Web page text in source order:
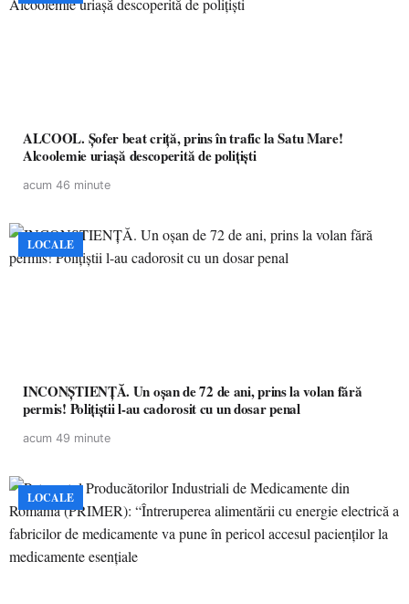
ALCOOL. Șofer beat criță, prins în trafic la Satu Mare!
Alcoolemie uriașă descoperită de polițiști
acum 46 minute
LOCALE
INCONȘTIENȚĂ. Un oșan de 72 de ani, prins la volan fără
permis! Polițiștii l-au cadorosit cu un dosar penal
acum 49 minute
LOCALE